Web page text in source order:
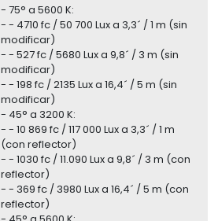
- 75° a 5600 K:
- - 4710 fc / 50 700 Lux a 3,3´ / 1 m (sin
modificar)
- - 527 fc / 5680 Lux a 9,8´ / 3 m (sin
modificar)
- - 198 fc / 2135 Lux a 16,4´ / 5 m (sin
modificar)
- 45° a 3200 K:
- - 10 869 fc / 117 000 Lux a 3,3´ / 1 m
(con reflector)
- - 1030 fc / 11.090 Lux a 9,8´ / 3 m (con
reflector)
- - 369 fc / 3980 Lux a 16,4´ / 5 m (con
reflector)